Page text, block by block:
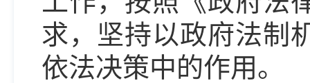
求，坚持以政府法制
依法决策中的作用。